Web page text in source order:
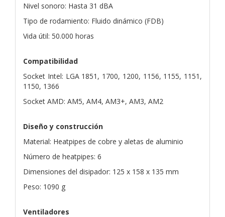
Nivel sonoro: Hasta 31 dBA
Tipo de rodamiento: Fluido dinámico (FDB)
Vida útil: 50.000 horas
Compatibilidad
Socket Intel: LGA 1851, 1700, 1200, 1156, 1155, 1151,
1150, 1366
Socket AMD: AM5, AM4, AM3+, AM3, AM2
Diseño y construcción
Material: Heatpipes de cobre y aletas de aluminio
Número de heatpipes: 6
Dimensiones del disipador: 125 x 158 x 135 mm
Peso: 1090 g
Ventiladores